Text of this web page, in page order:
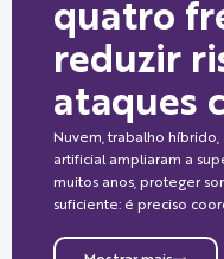
quatro
reduzir
ataques
Nuvem, trabalho híbrido,
artificial ampliaram a
muitos anos, proteger
suficiente: é preciso